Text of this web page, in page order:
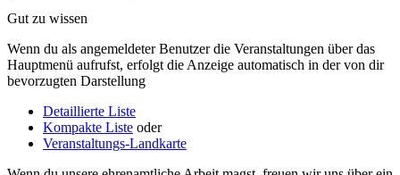
Gut zu wissen
Wenn du als angemeldeter Benutzer die Veranstaltungen über das
Hauptmenü aufrufst, erfolgt die Anzeige automatisch in der von dir
bevorzugten Darstellung
Detaillierte Liste
Kompakte Liste oder
Veranstaltungs-Landkarte